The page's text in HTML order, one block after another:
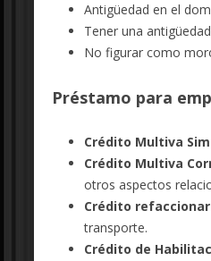
Antigüedad en el
Tener una
No figurar como
Préstamo para
Crédito Multiva
Crédito Multiva
otros aspectos
Crédito
transporte.
Crédito de